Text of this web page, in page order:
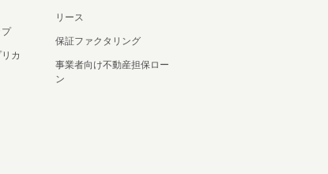
プ
カ
リース
保証ファクタリング
事業者向け不動産担保ロー
ン